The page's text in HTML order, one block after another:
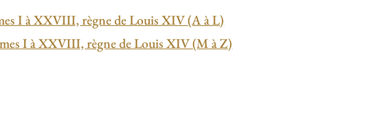
I à XXVIII, règne de Louis XIV (A à L)
I à XXVIII, règne de Louis XIV (M à Z)